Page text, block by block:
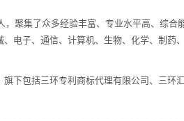
，聚集了众多经验丰富、专业水平高、综合
、电子、通信、计算机、生物、化学、制药
旗下包括三环专利商标代理有限公司、三